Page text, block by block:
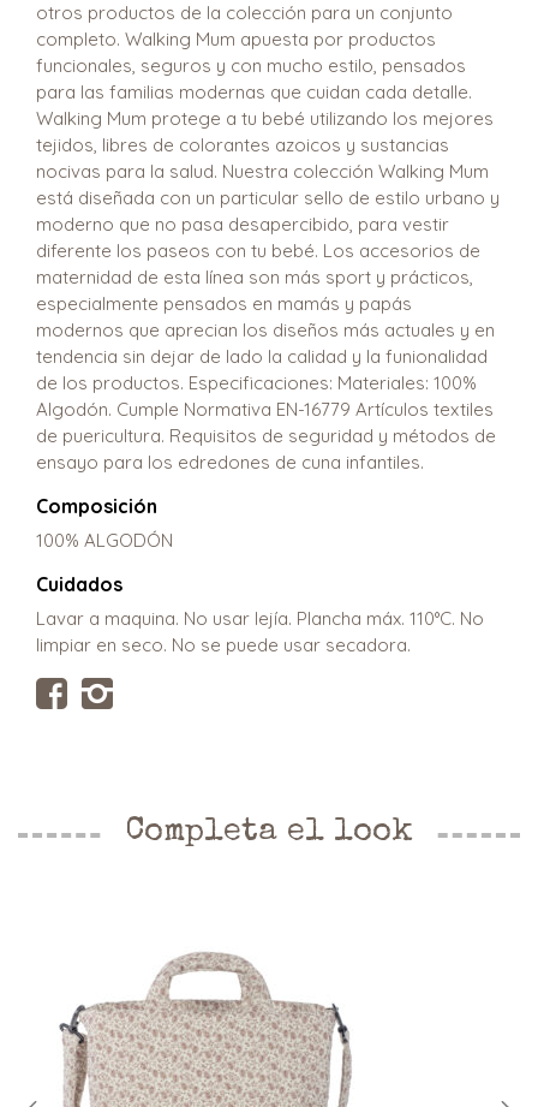
otros productos de la colección para un conjunto
completo. Walking Mum apuesta por productos
funcionales, seguros y con mucho estilo, pensados
para las familias modernas que cuidan cada detalle.
Walking Mum protege a tu bebé utilizando los mejores
tejidos, libres de colorantes azoicos y sustancias
nocivas para la salud. Nuestra colección Walking Mum
está diseñada con un particular sello de estilo urbano y
moderno que no pasa desapercibido, para vestir
diferente los paseos con tu bebé. Los accesorios de
maternidad de esta línea son más sport y prácticos,
especialmente pensados en mamás y papás
modernos que aprecian los diseños más actuales y en
tendencia sin dejar de lado la calidad y la funionalidad
de los productos. Especificaciones: Materiales: 100%
Algodón. Cumple Normativa EN-16779 Artículos textiles
de puericultura. Requisitos de seguridad y métodos de
ensayo para los edredones de cuna infantiles.
Composición
100% ALGODÓN
Cuidados
Lavar a maquina. No usar lejía. Plancha máx. 110°C. No
limpiar en seco. No se puede usar secadora.
Completa el look